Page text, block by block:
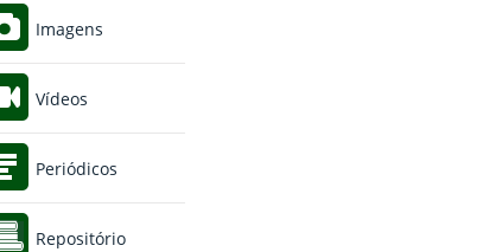
Imagens
Vídeos
Periódicos
Repositório